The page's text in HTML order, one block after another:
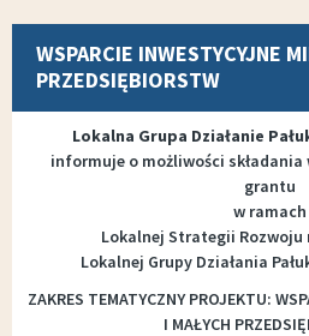
WSPARCIE INWESTYCYJNE
PRZEDSIĘBIORSTW
Lokalna Grupa Działanie
informuje o możliwości
grantu
w ramach
Lokalnej Strategii Rozwoju
Lokalnej Grupy Działania
ZAKRES TEMATYCZNY PROJEKTU:
I MAŁYCH